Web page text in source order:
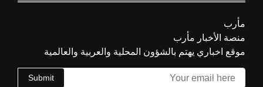
مأرب
منصة الأخبار مأرب
موقع اخباري يهتم بالشؤون المحلية والعربية والعالمية
Submit